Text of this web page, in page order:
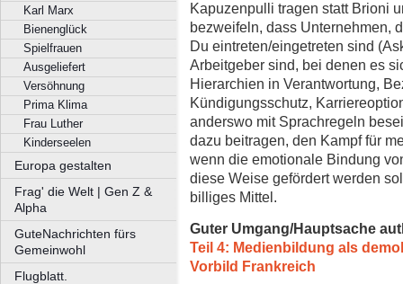
Karl Marx
Bienenglück
Spielfrauen
Ausgeliefert
Versöhnung
Prima Klima
Frau Luther
Kinderseelen
Europa gestalten
Frag' die Welt | Gen Z &
Alpha
GuteNachrichten fürs
Gemeinwohl
Flugblatt.
Kapuzenpulli tragen statt Brioni
bezweifeln, dass Unternehmen,
Du eintreten/eingetreten sind
Arbeitgeber sind, bei denen es
Hierarchien in Verantwortung,
Kündigungsschutz,
anderswo mit Sprachregeln
dazu beitragen, den Kampf für
wenn die emotionale Bindung
diese Weise gefördert werden
billiges Mittel.
Guter Umgang/Hauptsache
Teil 4: Medienbildung als
Vorbild Frankreich